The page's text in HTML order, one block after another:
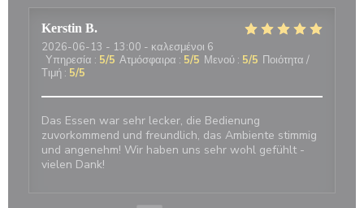
Kerstin B
2026-06-13 - 13:00 - καλεσμένοι 6
Υπηρεσία : 5/5 Ατμόσφαιρα : 5/5 Μενού : 5/5 Ποιότητα /
Τιμή : 5/5
Das Essen war sehr lecker, die Bedienung
zuvorkommend und freundlich, das Ambiente stimmig
und angenehm! Wir haben uns sehr wohl gefühlt -
vielen Dank!